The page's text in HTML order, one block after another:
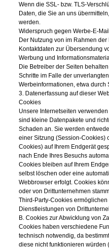
Wenn die SSL- bzw. TLS-
Daten, die Sie an uns
werden.
Widerspruch gegen Werbe-E-
Der Nutzung von im Rahmen
Kontaktdaten zur Übersendung
Werbung und
Die Betreiber der Seiten
Schritte im Falle der
Werbeinformationen, etwa durch
3. Datenerfassung auf dieser
Cookies
Unsere Internetseiten
sind kleine Datenpakete und
Schaden an. Sie werden
einer Sitzung (Session-Cookies)
Cookies) auf Ihrem Endgerät
nach Ende Ihres Besuchs
Cookies bleiben auf Ihrem
selbst löschen oder eine
Webbrowser erfolgt. Cookies
oder von Drittunternehmen
Third-Party-Cookies
Dienstleistungen von
B. Cookies zur Abwicklung von
Cookies haben verschiedene
technisch notwendig, da
diese nicht funktionieren würden